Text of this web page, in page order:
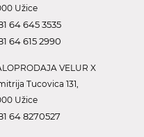
Užice
64 645 3535
64 615 2990
VELUR X
Tucovica 131,
Užice
64 8270527